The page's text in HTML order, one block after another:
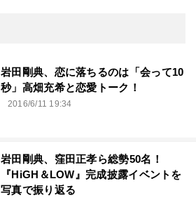
岩田剛典、恋に落ちるのは「会って10
秒」高畑充希と恋愛トーク！
2016/6/11 19:34
岩田剛典、窪田正孝ら総勢50名！
『HiGH＆LOW』完成披露イベントを
写真で振り返る